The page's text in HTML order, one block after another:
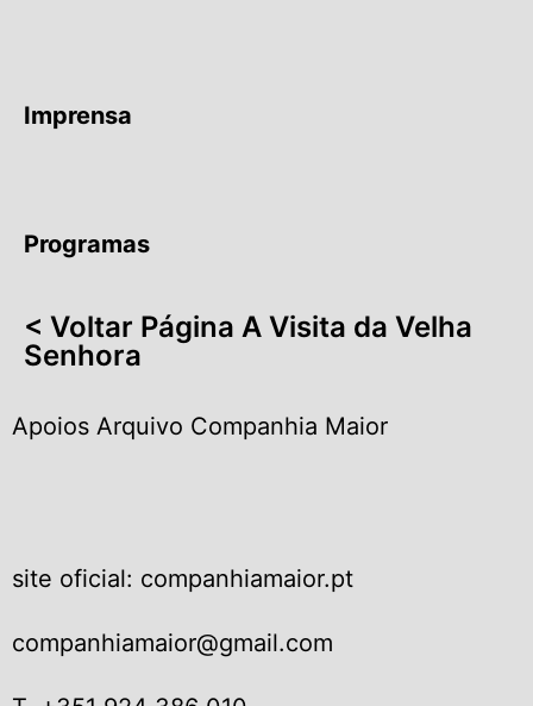
Imprensa
Programas
< Voltar Página A Visita da Velha
Senhora
Apoios Arquivo Companhia Maior
site oficial: companhiamaior.pt
companhiamaior@gmail.com